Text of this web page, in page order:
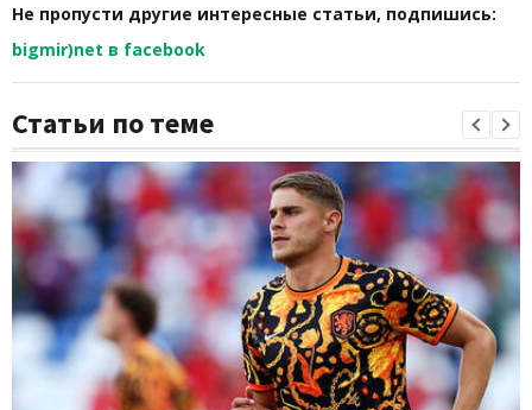
Не пропусти другие интересные статьи, подпишись:
bigmir)net в facebook
Статьи по теме